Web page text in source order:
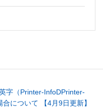
字（Printer-InfoDPrinter-
について 【4月9日更新】